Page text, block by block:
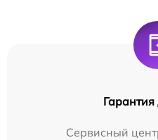
Гарантия
Сервисный